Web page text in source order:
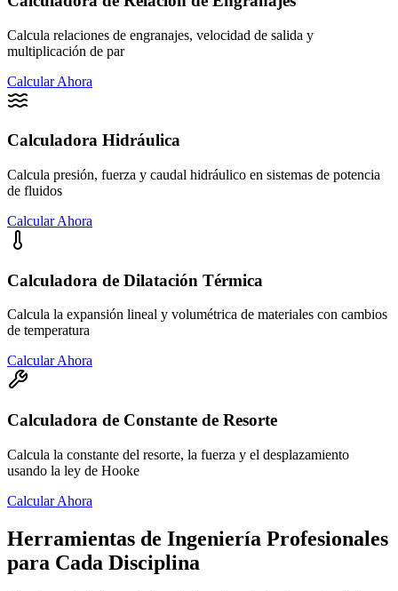
Calcula relaciones de engranajes, velocidad de salida y
multiplicación de par
Calcular Ahora
Calculadora Hidráulica
Calcula presión, fuerza y caudal hidráulico en sistemas de potencia
de fluidos
Calcular Ahora
Calculadora de Dilatación Térmica
Calcula la expansión lineal y volumétrica de materiales con cambios
de temperatura
Calcular Ahora
Calculadora de Constante de Resorte
Calcula la constante del resorte, la fuerza y el desplazamiento
usando la ley de Hooke
Calcular Ahora
Herramientas de Ingeniería Profesionales
para Cada Disciplina